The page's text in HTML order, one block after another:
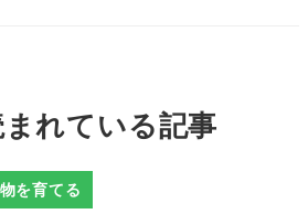
れている記事
を育てる